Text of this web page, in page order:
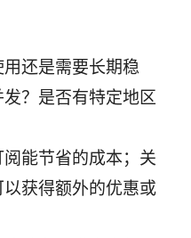
还是需要长期稳
？是否有特定地区
能节省的成本；关
获得额外的优惠或